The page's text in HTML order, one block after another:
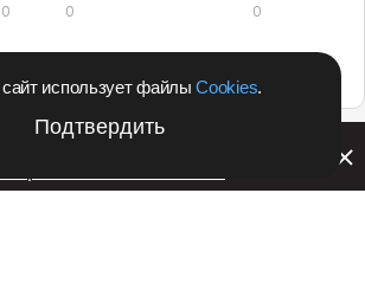
использует файлыCookies.
Подтвердить
0 0 0
в Кемеровской области акцию с